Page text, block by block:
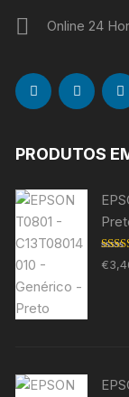
Online 24
PRODUTOS
5.00
€